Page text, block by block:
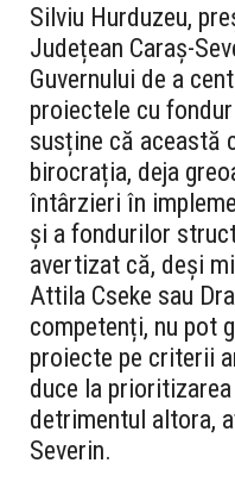
Silviu Hurduzeu,
Județean Caraș-
Guvernului de a
proiectele cu
susține că această
birocrația, deja
întârzieri în
și a fondurilor
avertizat că, deși
Attila Cseke sau
competenți, nu pot
proiecte pe criterii
duce la
detrimentul altora,
Severin.